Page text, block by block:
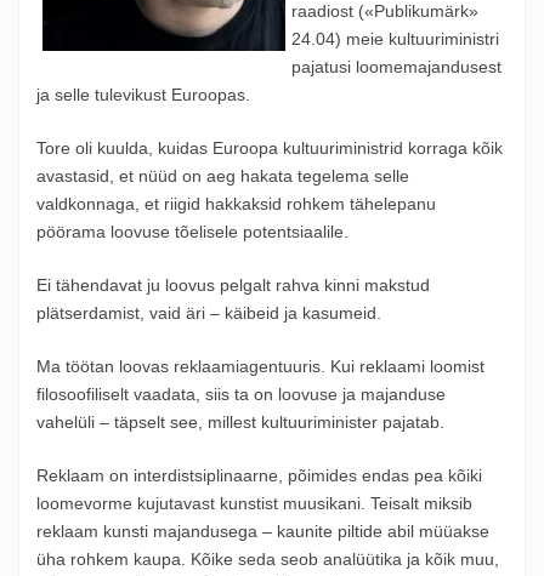
raadiost («Publikumärk»
24.04) meie kultuuriministri
pajatusi loomemajandusest
ja selle tulevikust Euroopas.
Tore oli kuulda, kuidas Euroopa kultuuriministrid korraga kõik
avastasid, et nüüd on aeg hakata tegelema selle
valdkonnaga, et riigid hakkaksid rohkem tähelepanu
pöörama loovuse tõelisele potentsiaalile.
Ei tähendavat ju loovus pelgalt rahva kinni makstud
plätserdamist, vaid äri – käibeid ja kasumeid.
Ma töötan loovas reklaamiagentuuris. Kui reklaami loomist
filosoofiliselt vaadata, siis ta on loovuse ja majanduse
vahelüli – täpselt see, millest kultuuriminister pajatab.
Reklaam on interdistsiplinaarne, põimides endas pea kõiki
loomevorme kujutavast kunstist muusikani. Teisalt miksib
reklaam kunsti majandusega – kaunite piltide abil müüakse
üha rohkem kaupa. Kõike seda seob analüütika ja kõik muu,